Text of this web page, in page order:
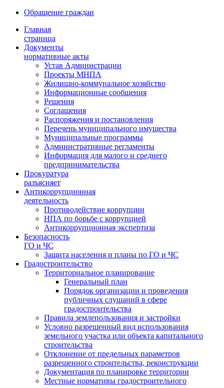
Обращение граждан
Главная
страница
Документы
нормативные акты
Устав Администрации
Проекты МНПА
Жилищно-коммунальное хозяйство
Информационные сообщения
Решения
Соглашения
Распоряжения и постановления
Перечень муниципального имущества
Муниципальные программы
Административные регламенты
Информация для малого и среднего
предпринимательства
Прокуратура
разъясняет
Антикоррупционная
деятельность
Противодействие коррупции
НПА по борьбе с коррупцией
Антикоррупционная экспертиза
Безопасность
ГО и ЧС
Защита населения и планы по ГО и ЧС
Градостроительство
Территориальное планирование
Генеральный план
Порядок организации и проведения
публичных слушаний в сфере
градостроительства
Правила землепользования и застройки
Условно разрешенный вид использования
земельного участка или объекта капитального
строительства
Отклонение от предельных параметров
разрешенного строительства, реконструкции
Документация по планировке территории
Местные нормативы градостроительного